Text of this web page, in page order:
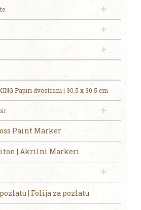
Papiri dvostrani | 30.5 x 30.5 cm
Paint Marker
| Akrilni Markeri
| Folija za pozlatu